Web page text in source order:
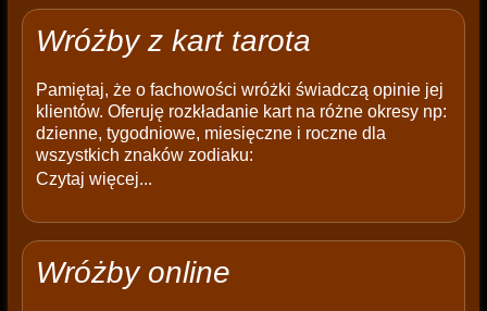
Wróżby z kart tarota
Pamiętaj, że o fachowości wróżki świadczą opinie jej
klientów. Oferuję rozkładanie kart na różne okresy np:
dzienne, tygodniowe, miesięczne i roczne dla
wszystkich znaków zodiaku:
Czytaj więcej...
Wróżby online